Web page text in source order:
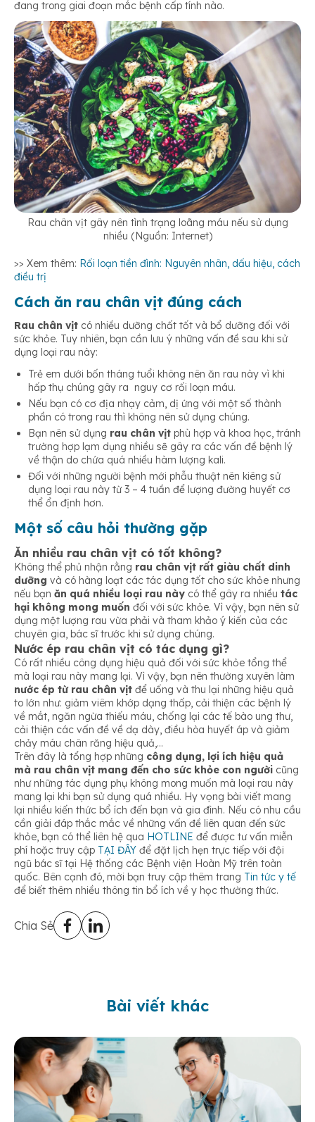
đang trong giai đoạn mắc bệnh cấp tính nào.
Rau chân vịt gây nên tình trạng loãng máu nếu sử dụng
nhiều (Nguồn: Internet)
>> Xem thêm: Rối loạn tiền đình: Nguyên nhân, dấu hiệu, cách
điều trị
Cách ăn rau chân vịt đúng cách
Rau chân vịt có nhiều dưỡng chất tốt và bổ dưỡng đối với
sức khỏe. Tuy nhiên, bạn cần lưu ý những vấn đề sau khi sử
dụng loại rau này:
Trẻ em dưới bốn tháng tuổi không nên ăn rau này vì khi
hấp thụ chúng gây ra nguy cơ rối loạn máu.
Nếu bạn có cơ địa nhạy cảm, dị ứng với một số thành
phần có trong rau thì không nên sử dụng chúng.
Bạn nên sử dụng rau chân vịt phù hợp và khoa học, tránh
trường hợp lạm dụng nhiều sẽ gây ra các vấn đề bệnh lý
về thận do chứa quá nhiều hàm lượng kali.
Đối với những người bệnh mới phẫu thuật nên kiêng sử
dụng loại rau này từ 3 – 4 tuần để lượng đường huyết cơ
thể ổn định hơn.
Một số câu hỏi thường gặp
Ăn nhiều rau chân vịt có tốt không?
Không thể phủ nhận rằng rau chân vịt rất giàu chất dinh
dưỡng và có hàng loạt các tác dụng tốt cho sức khỏe nhưng
nếu bạn ăn quá nhiều loại rau này có thể gây ra nhiều tác
hại không mong muốn đối với sức khỏe. Vì vậy, bạn nên sử
dụng một lượng rau vừa phải và tham khảo ý kiến của các
chuyên gia, bác sĩ trước khi sử dụng chúng.
Nước ép rau chân vịt có tác dụng gì?
Có rất nhiều công dụng hiệu quả đối với sức khỏe tổng thể
mà loại rau này mang lại. Vì vậy, bạn nên thường xuyên làm
nước ép từ rau chân vịt để uống và thu lại những hiệu quả
to lớn như: giảm viêm khớp dạng thấp, cải thiện các bệnh lý
về mắt, ngăn ngừa thiếu máu, chống lại các tế bào ung thư,
cải thiện các vấn đề về dạ dày, điều hòa huyết áp và giảm
chảy máu chân răng hiệu quả,…
Trên đây là tổng hợp những công dụng, lợi ích hiệu quả
mà rau chân vịt mang đến cho sức khỏe con người cũng
như những tác dụng phụ không mong muốn mà loại rau này
mang lại khi bạn sử dụng quá nhiều. Hy vọng bài viết mang
lại nhiều kiến thức bổ ích đến bạn và gia đình. Nếu có nhu cầu
cần giải đáp thắc mắc về những vấn đề liên quan đến sức
khỏe, bạn có thể liên hệ qua HOTLINE để được tư vấn miễn
phí hoặc truy cập TẠI ĐÂY để đặt lịch hẹn trực tiếp với đội
ngũ bác sĩ tại Hệ thống các Bệnh viện Hoàn Mỹ trên toàn
quốc. Bên cạnh đó, mời bạn truy cập thêm trang Tin tức y tế
để biết thêm nhiều thông tin bổ ích về y học thường thức.
Chia Sẻ
Bài viết khác